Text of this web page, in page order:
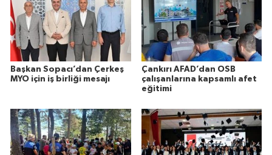
Başkan Sopacı’dan Çerkeş
MYO için iş birliği mesajı
Çankırı AFAD’dan OSB
çalışanlarına kapsamlı afet
eğitimi